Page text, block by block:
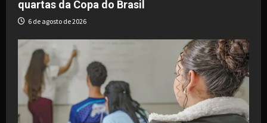
quartas da Copa do Brasil
6 de agosto de 2026